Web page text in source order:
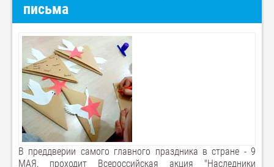
письма
В преддверии самого главного праздника в стране - 9
МАЯ, проходит Всероссийская акция "Наследники